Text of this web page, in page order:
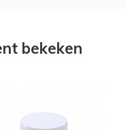
bekeken